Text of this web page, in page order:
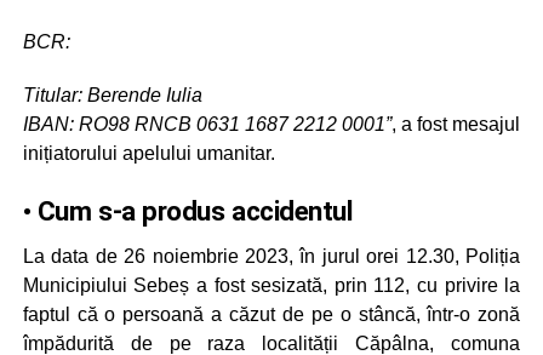
BCR:
Titular: Berende Iulia
IBAN: RO98 RNCB 0631 1687 2212 0001”, a fost mesajul
inițiatorului apelului umanitar.
• Cum s-a produs accidentul
La data de 26 noiembrie 2023, în jurul orei 12.30, Poliția
Municipiului Sebeș a fost sesizată, prin 112, cu privire la
faptul că o persoană a căzut de pe o stâncă, într-o zonă
împădurită de pe raza localității Căpâlna, comuna